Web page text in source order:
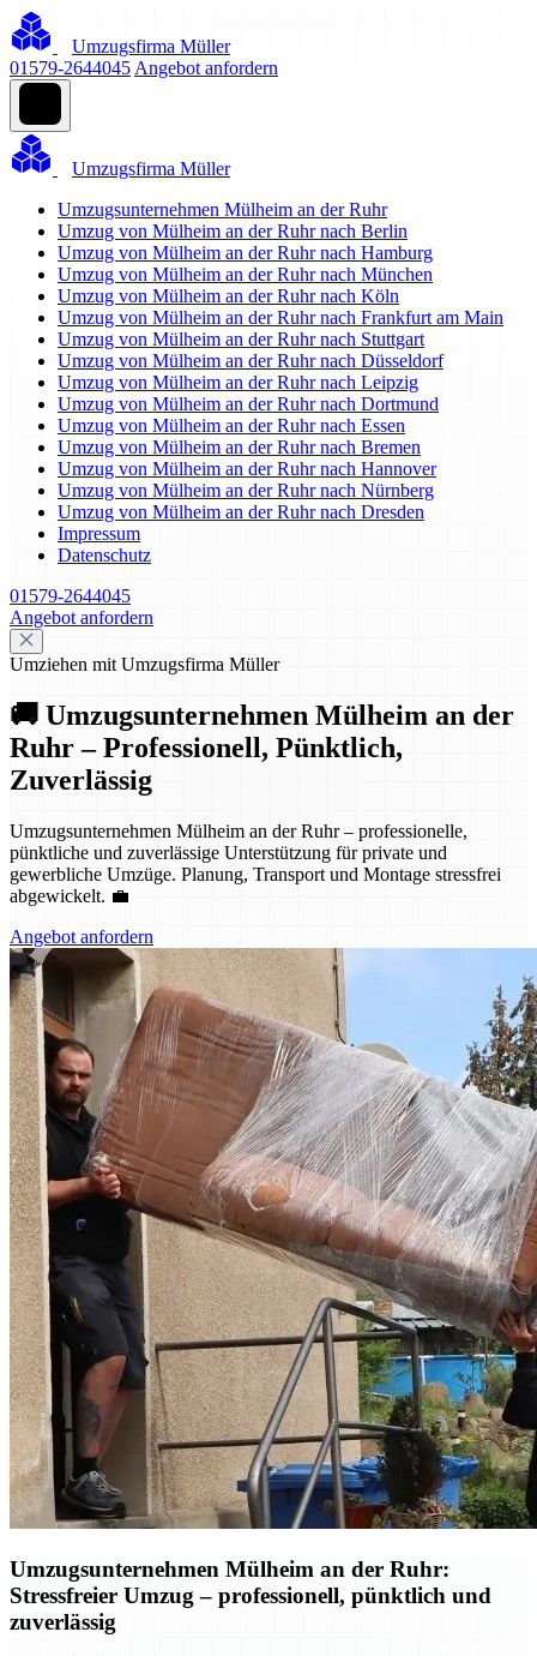
Umzugsfirma Müller
01579-2644045 Angebot anfordern
Umzugsfirma Müller
Umzugsunternehmen Mülheim an der Ruhr
Umzug von Mülheim an der Ruhr nach Berlin
Umzug von Mülheim an der Ruhr nach Hamburg
Umzug von Mülheim an der Ruhr nach München
Umzug von Mülheim an der Ruhr nach Köln
Umzug von Mülheim an der Ruhr nach Frankfurt am Main
Umzug von Mülheim an der Ruhr nach Stuttgart
Umzug von Mülheim an der Ruhr nach Düsseldorf
Umzug von Mülheim an der Ruhr nach Leipzig
Umzug von Mülheim an der Ruhr nach Dortmund
Umzug von Mülheim an der Ruhr nach Essen
Umzug von Mülheim an der Ruhr nach Bremen
Umzug von Mülheim an der Ruhr nach Hannover
Umzug von Mülheim an der Ruhr nach Nürnberg
Umzug von Mülheim an der Ruhr nach Dresden
Impressum
Datenschutz
01579-2644045
Angebot anfordern
Umziehen mit Umzugsfirma Müller
🚚 Umzugsunternehmen Mülheim an der
Ruhr – Professionell, Pünktlich,
Zuverlässig
Umzugsunternehmen Mülheim an der Ruhr – professionelle,
pünktliche und zuverlässige Unterstützung für private und
gewerbliche Umzüge. Planung, Transport und Montage stressfrei
abgewickelt. 💼
Angebot anfordern
Umzugsunternehmen Mülheim an der Ruhr:
Stressfreier Umzug – professionell, pünktlich und
zuverlässig